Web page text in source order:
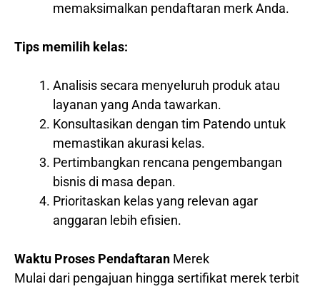
memaksimalkan pendaftaran merk Anda.
Tips memilih kelas:
Analisis secara menyeluruh produk atau
layanan yang Anda tawarkan.
Konsultasikan dengan tim Patendo untuk
memastikan akurasi kelas.
Pertimbangkan rencana pengembangan
bisnis di masa depan.
Prioritaskan kelas yang relevan agar
anggaran lebih efisien.
Waktu Proses Pendaftaran Merek
Mulai dari pengajuan hingga sertifikat merek terbit